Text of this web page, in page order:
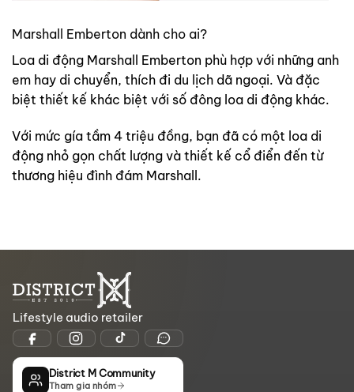
Marshall Emberton dành cho ai?
Loa di động Marshall Emberton phù hợp với những anh
em hay di chuyển, thích đi du lịch dã ngoại. Và đặc
biệt thiết kế khác biệt với số đông loa di động khác.
Với mức gía tầm 4 triệu đồng, bạn đã có một loa di
động nhỏ gọn chất lượng và thiết kế cổ điển đến từ
thương hiệu đình đám Marshall.
Lifestyle audio retailer
District M Community
Tham gia nhóm